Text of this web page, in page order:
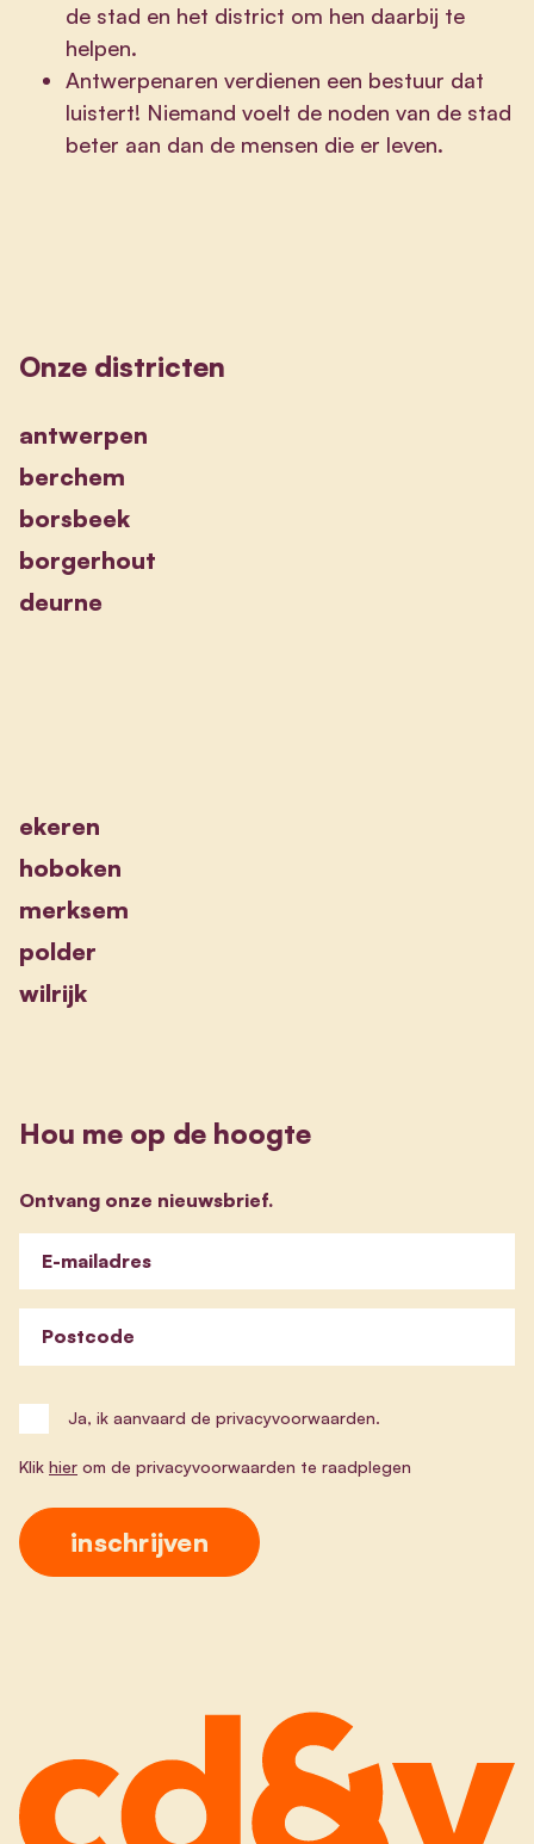
de stad en het district om hen daarbij te
helpen.
Antwerpenaren verdienen een bestuur dat
luistert! Niemand voelt de noden van de stad
beter aan dan de mensen die er leven.
Onze districten
antwerpen
berchem
borsbeek
borgerhout
deurne
ekeren
hoboken
merksem
polder
wilrijk
Hou me op de hoogte
Ontvang onze nieuwsbrief.
E-mailadres
Postcode
Ja, ik aanvaard de privacyvoorwaarden.
Klik hier om de privacyvoorwaarden te raadplegen